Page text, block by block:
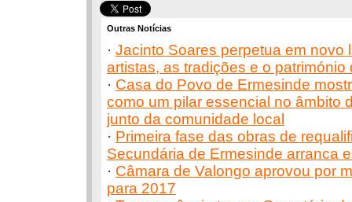
Outras Notícias
· Jacinto Soares perpetua em novo
artistas, as tradições e o património
· Casa do Povo de Ermesinde
como um pilar essencial no âmbito
junto da comunidade local
· Primeira fase das obras de
Secundária de Ermesinde arranca
· Câmara de Valongo aprovou por
para 2017